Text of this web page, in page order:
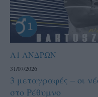
Α1 ΑΝΔΡΩΝ
31/07/2026
3 μεταγραφές – οι
στο Ρέθυμνο